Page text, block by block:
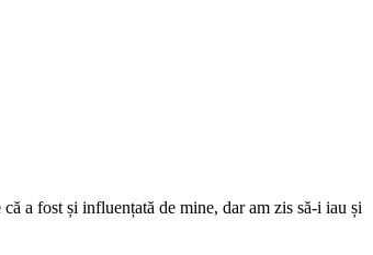
a fost și influențată de mine, dar am zis să-i iau și